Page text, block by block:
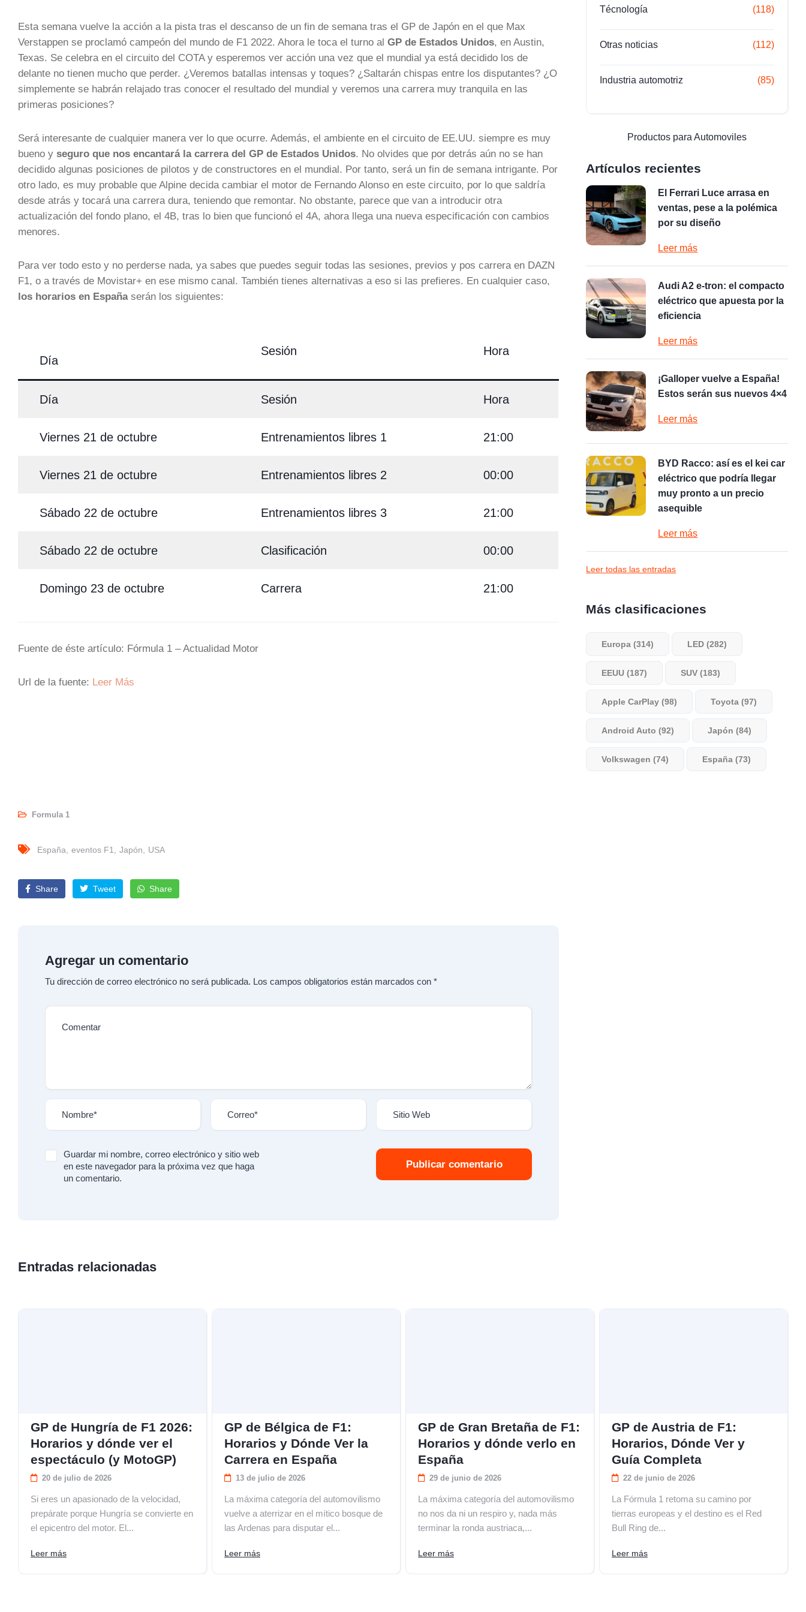
Esta semana vuelve la acción a la pista tras el descanso de un fin de semana tras el GP de Japón en el que Max
Verstappen se proclamó campeón del mundo de F1 2022. Ahora le toca el turno al GP de Estados Unidos, en Austin,
Texas. Se celebra en el circuito del COTA y esperemos ver acción una vez que el mundial ya está decidido los de
delante no tienen mucho que perder. ¿Veremos batallas intensas y toques? ¿Saltarán chispas entre los disputantes? ¿O
simplemente se habrán relajado tras conocer el resultado del mundial y veremos una carrera muy tranquila en las
primeras posiciones?
Será interesante de cualquier manera ver lo que ocurre. Además, el ambiente en el circuito de EE.UU. siempre es muy
bueno y seguro que nos encantará la carrera del GP de Estados Unidos. No olvides que por detrás aún no se han
decidido algunas posiciones de pilotos y de constructores en el mundial. Por tanto, será un fin de semana intrigante. Por
otro lado, es muy probable que Alpine decida cambiar el motor de Fernando Alonso en este circuito, por lo que saldría
desde atrás y tocará una carrera dura, teniendo que remontar. No obstante, parece que van a introducir otra
actualización del fondo plano, el 4B, tras lo bien que funcionó el 4A, ahora llega una nueva especificación con cambios
menores.
Para ver todo esto y no perderse nada, ya sabes que puedes seguir todas las sesiones, previos y pos carrera en DAZN
F1, o a través de Movistar+ en ese mismo canal. También tienes alternativas a eso si las prefieres. En cualquier caso,
los horarios en Españaserán los siguientes:
Día
Sesión Hora
Día Sesión Hora
Viernes 21 de octubre Entrenamientos libres 1 21:00
Viernes 21 de octubre Entrenamientos libres 2 00:00
Sábado 22 de octubre Entrenamientos libres 3 21:00
Sábado 22 de octubre Clasificación 00:00
Domingo 23 de octubre Carrera 21:00
Fuente de éste artículo: Fórmula 1 – Actualidad Motor
Url de la fuente: Leer Más
Formula 1
España eventos F1 Japón USA
Share Tweet Share
Agregar un comentario
Tu dirección de correo electrónico no será publicada. Los campos obligatorios están marcados con *
Guardar mi nombre, correo electrónico y sitio web
en este navegador para la próxima vez que haga
un comentario.
Publicar comentario
Técnología (118)
Otras noticias (112)
Industria automotriz (85)
Productos para Automoviles
Artículos recientes
El Ferrari Luce arrasa en
ventas, pese a la polémica
por su diseño
Leer más
Audi A2 e-tron: el compacto
eléctrico que apuesta por la
eficiencia
Leer más
¡Galloper vuelve a España!
Estos serán sus nuevos 4×4
Leer más
BYD Racco: así es el kei car
eléctrico que podría llegar
muy pronto a un precio
asequible
Leer más
Leer todas las entradas
Más clasificaciones
Europa (314) LED (282)
EEUU (187) SUV (183)
Apple CarPlay (98) Toyota (97)
Android Auto (92) Japón (84)
Volkswagen (74) España (73)
Entradas relacionadas
GP de Hungría de F1 2026:
Horarios y dónde ver el
espectáculo (y MotoGP)
20 de julio de 2026
Si eres un apasionado de la velocidad,
prepárate porque Hungría se convierte en
el epicentro del motor. El...
Leer más
GP de Bélgica de F1:
Horarios y Dónde Ver la
Carrera en España
13 de julio de 2026
La máxima categoría del automovilismo
vuelve a aterrizar en el mítico bosque de
las Ardenas para disputar el...
Leer más
GP de Gran Bretaña de F1:
Horarios y dónde verlo en
España
29 de junio de 2026
La máxima categoría del automovilismo
no nos da ni un respiro y, nada más
terminar la ronda austriaca,...
Leer más
GP de Austria de F1:
Horarios, Dónde Ver y
Guía Completa
22 de junio de 2026
La Fórmula 1 retoma su camino por
tierras europeas y el destino es el Red
Bull Ring de...
Leer más